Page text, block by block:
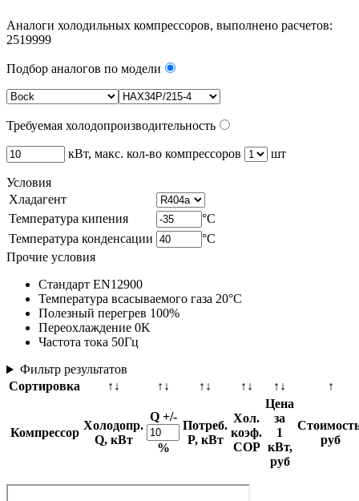
Аналоги холодильных компрессоров, выполнено расчетов:
2519999
Подбор аналогов по модели
Требуемая холодопроизводительность
кВт, макс. кол-во компрессоров шт
Условия
Хладагент
Температура кипения
°C
Температура конденсации
°C
Прочие условия
Стандарт EN12900
Температура всасываемого газа 20°C
Полезный перегрев 100%
Переохлаждение 0K
Частота тока 50Гц
Фильтр результатов
Сортировка
↑↓ ↑↓ ↑↓ ↑↓ ↑↓ ↑
Компрессор
Холодопр.
Q, кВт
Q +/-
%
Потреб.
P, кВт
Хол.
коэф.
COP
Цена
за
1
кВт,
руб
руб